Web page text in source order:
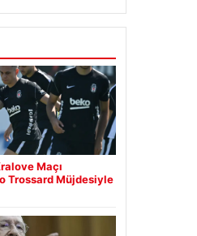
Maçı
Trossard Müjdesiyle